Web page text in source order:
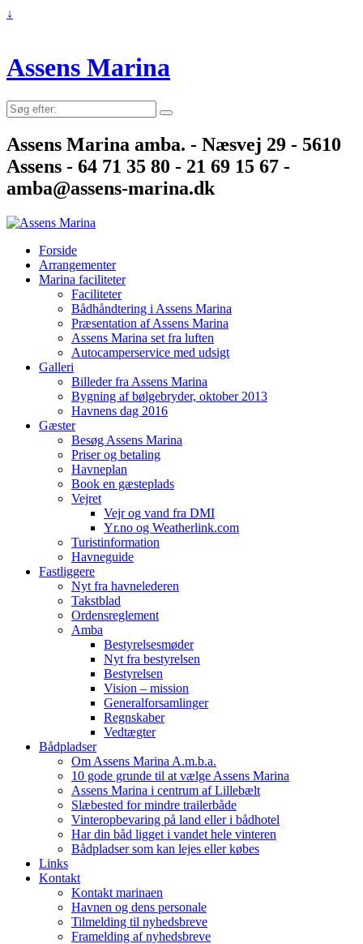
↓
Assens Marina
Søg
efter:
Assens Marina amba. - Næsvej 29 - 5610
Assens - 64 71 35 80 - 21 69 15 67 -
amba@assens-marina.dk
Forside
Arrangementer
Marina faciliteter
Faciliteter
Bådhåndtering i Assens Marina
Præsentation af Assens Marina
Assens Marina set fra luften
Autocamperservice med udsigt
Galleri
Billeder fra Assens Marina
Bygning af bølgebryder, oktober 2013
Havnens dag 2016
Gæster
Besøg Assens Marina
Priser og betaling
Havneplan
Book en gæsteplads
Vejret
Vejr og vand fra DMI
Yr.no og Weatherlink.com
Turistinformation
Havneguide
Fastliggere
Nyt fra havnelederen
Takstblad
Ordensreglement
Amba
Bestyrelsesmøder
Nyt fra bestyrelsen
Bestyrelsen
Vision – mission
Generalforsamlinger
Regnskaber
Vedtægter
Bådpladser
Om Assens Marina A.m.b.a.
10 gode grunde til at vælge Assens Marina
Assens Marina i centrum af Lillebælt
Slæbested for mindre trailerbåde
Vinteropbevaring på land eller i bådhotel
Har din båd ligget i vandet hele vinteren
Bådpladser som kan lejes eller købes
Links
Kontakt
Kontakt marinaen
Havnen og dens personale
Tilmelding til nyhedsbreve
Framelding af nyhedsbreve